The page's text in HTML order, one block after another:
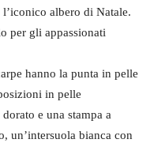
albero di Natale.
per gli appassionati
hanno la punta in pelle
in pelle
e una stampa a
un’intersuola bianca con